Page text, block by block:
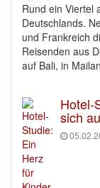
Rund ein Viertel
Deutschlands.
und Frankreich
Reisenden aus
auf Bali, in
Hotel-
sich